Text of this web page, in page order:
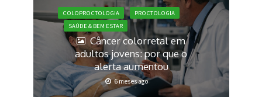
COLOPROCTOLOGIA
PROCTOLOGIA
SAÚDE & BEM ESTAR
Câncer colorretal em
adultos jovens: por que o
alerta aumentou
6 meses ago